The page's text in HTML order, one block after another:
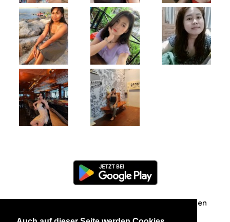
Zuschriften/Erfahrungen